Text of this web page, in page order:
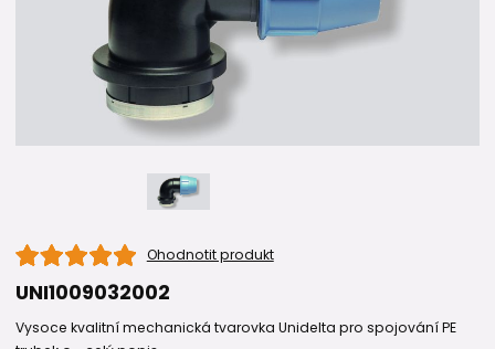
Ohodnotit produkt
UNI1009032002
Vysoce kvalitní mechanická tvarovka Unidelta pro spojování PE